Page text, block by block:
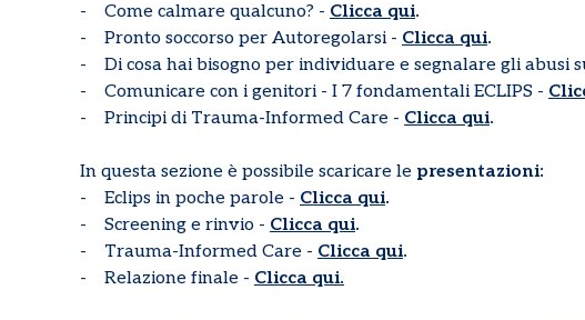
- Come calmare qualcuno? - Clicca qui.
- Pronto soccorso per Autoregolarsi - Clicca qui.
- Di cosa hai bisogno per individuare e segnalare gli abusi
- Comunicare con i genitori - I 7 fondamentali ECLIPS -
- Principi di Trauma-Informed Care - Clicca qui.
In questa sezione è possibile scaricare le presentazioni:
- Eclips in poche parole - Clicca qui.
- Screening e rinvio - Clicca qui.
- Trauma-Informed Care - Clicca qui.
- Relazione finale - Clicca qui.